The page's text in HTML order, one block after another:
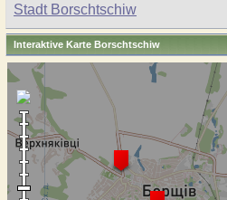
Stadt Borschtschiw
Interaktive Karte Borschtschiw